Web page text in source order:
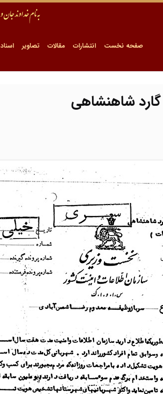
صفحه نخست انتشارات مقالات تصاویر اسناد
شاهنشاهی